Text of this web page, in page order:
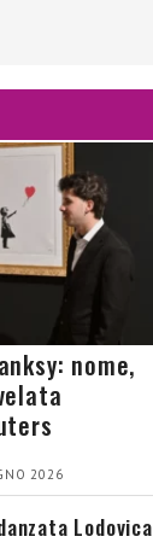
nome,
2026
Lodovica